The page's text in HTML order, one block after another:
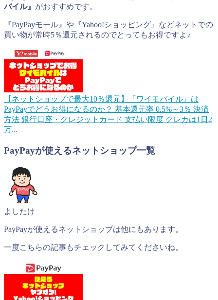
バイル』 がおすすめです。
『PayPayモール』や『Yahoo!ショッピング』などネットでの
買い物が常時5％還元されるのでとってもお得ですよ♪
【ネットショップで最大10％還元】『ワイモバイル』は
PayPayでどうお得になるのか？ 基本還元率 0.5%～3％ 決済
方法 銀行口座・クレジットカード 支払い限度 クレカは1日2
万...
PayPayが使えるネットショップ一覧
よしたけ
PayPayが使えるネットショップは他にもあります。
一度こちらの記事もチェックしてみてくださいね。